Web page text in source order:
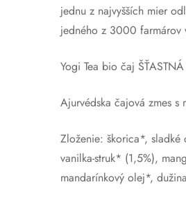
jednu z najvyšších mier
jedného z 3000 farmárov
Yogi Tea bio čaj
Ajurvédska čajová zmes
Zloženie: škorica*,
vanilka-struk* (1,5%),
mandarínkový olej*,